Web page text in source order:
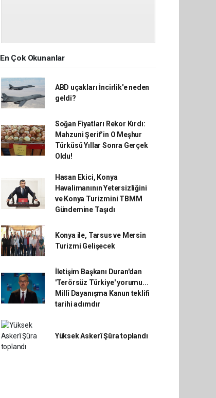
En Çok Okunanlar
ABD uçakları İncirlik'e neden
geldi?
Soğan Fiyatları Rekor Kırdı:
Mahzuni Şerif’in O Meşhur
Türküsü Yıllar Sonra Gerçek
Oldu!
Hasan Ekici, Konya
Havalimanının Yetersizliğini
ve Konya Turizmini TBMM
Gündemine Taşıdı
Konya ile, Tarsus ve Mersin
Turizmi Gelişecek
İletişim Başkanı Duran'dan
'Terörsüz Türkiye' yorumu...
Millî Dayanışma Kanun teklifi
tarihi adımdır
Yüksek Askerî Şûra toplandı